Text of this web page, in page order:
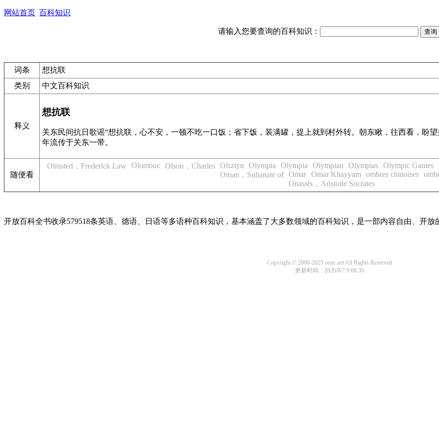
网站首页 百科知识
请输入您要查询的百科知识：
词条
想抗联
类别
中文百科知识
释义
想抗联
关东民间抗日歌谣“想抗联，心不安，一顿不吃一口饭；省下饭，装满罐，提上就到村外转。朝东瞅，往西看，盼
年流传于关东一带。
随便看
Olmsted，Frederick Law Olomouc Olson，Charles Olsztyn Olympia Olympia Olympian Olympias Olympic Games
Oman，Sultanate of Omar Omar Khayyam ombres chinoises
Onassis，Aristotle Socrates
开放百科全书收录579518条英语、德语、日语等多语种百科知识，基本涵盖了大多数领域的百科知识，是一部内容自由、开放
Copyright © 2000-2025 oenc.net All Rights Reserved
更新时间：2026/8/7 9:08:30